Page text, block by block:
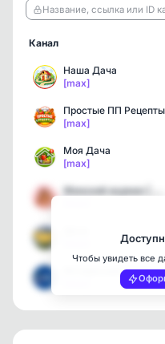
Название, ссылка или ID
Канал
Наша Дача
[max]
Простые ПП Рецепты
[max]
Моя Дача
[max]
Интересный Санкт-Петербу…
Чтобы увидеть все